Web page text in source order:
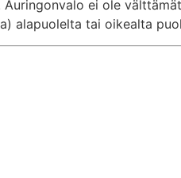
ei ole
alapuolelta tai oikealta